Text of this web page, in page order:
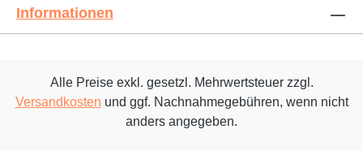
Informationen
Alle Preise exkl. gesetzl. Mehrwertsteuer zzgl.
Versandkosten und ggf. Nachnahmegebühren, wenn nicht
anders angegeben.